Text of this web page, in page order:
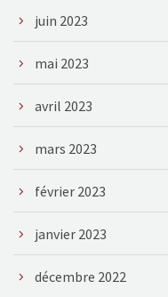
juin 2023
mai 2023
avril 2023
mars 2023
février 2023
janvier 2023
décembre 2022